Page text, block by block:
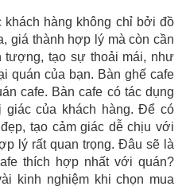
khách hàng không chỉ bởi đồ
giá thành hợp lý mà còn cần
tượng, tạo sự thoải mái, như
quán của bạn. Bàn ghế cafe
cafe. Bàn cafe có tác dụng
giác của khách hàng. Để có
tạo cảm giác dễ chịu với
lý rất quan trọng. Đâu sẽ là
thích hợp nhất với quán?
kinh nghiệm khi chọn mua